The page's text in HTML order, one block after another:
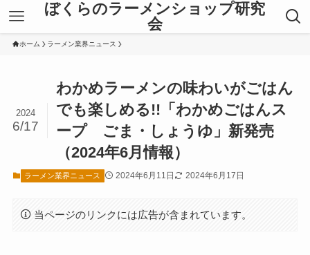
ぼくらのラーメンショップ研究
会
ホーム ラーメン業界ニュース
わかめラーメンの味わいがごはん
でも楽しめる!!「わかめごはんス
ープ ごま・しょうゆ」新発売
（2024年6月情報）
2024
6/17
ラーメン業界ニュース 2024年6月11日 2024年6月17日
当ページのリンクには広告が含まれています。